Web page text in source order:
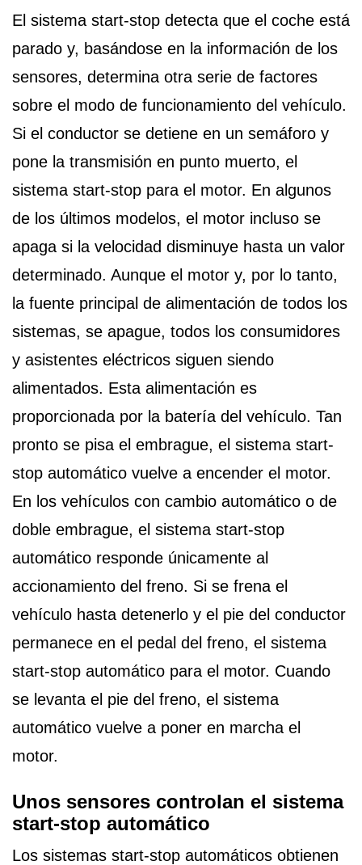
El sistema start-stop detecta que el coche está
parado y, basándose en la información de los
sensores, determina otra serie de factores
sobre el modo de funcionamiento del vehículo.
Si el conductor se detiene en un semáforo y
pone la transmisión en punto muerto, el
sistema start-stop para el motor. En algunos
de los últimos modelos, el motor incluso se
apaga si la velocidad disminuye hasta un valor
determinado. Aunque el motor y, por lo tanto,
la fuente principal de alimentación de todos los
sistemas, se apague, todos los consumidores
y asistentes eléctricos siguen siendo
alimentados. Esta alimentación es
proporcionada por la batería del vehículo. Tan
pronto se pisa el embrague, el sistema start-
stop automático vuelve a encender el motor.
En los vehículos con cambio automático o de
doble embrague, el sistema start-stop
automático responde únicamente al
accionamiento del freno. Si se frena el
vehículo hasta detenerlo y el pie del conductor
permanece en el pedal del freno, el sistema
start-stop automático para el motor. Cuando
se levanta el pie del freno, el sistema
automático vuelve a poner en marcha el
motor.
Unos sensores controlan el sistema
start-stop automático
Los sistemas start-stop automáticos obtienen